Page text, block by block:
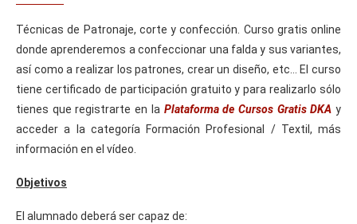
Técnicas de Patronaje, corte y confección. Curso gratis online
donde aprenderemos a confeccionar una falda y sus variantes,
así como a realizar los patrones, crear un diseño, etc… El curso
tiene certificado de participación gratuito y para realizarlo sólo
tienes que registrarte en la Plataforma de Cursos Gratis DKA y
acceder a la categoría Formación Profesional / Textil, más
información en el vídeo.
Objetivos
El alumnado deberá ser capaz de: